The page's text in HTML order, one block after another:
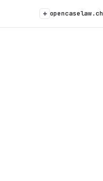
+ opencaselaw.ch